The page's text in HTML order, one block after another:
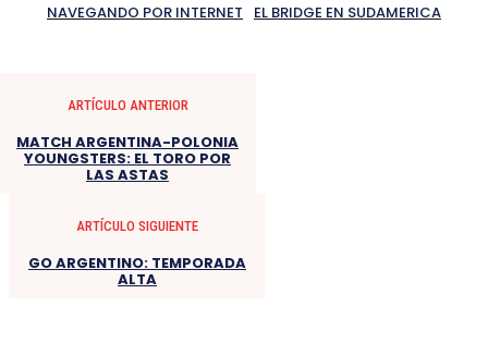
NAVEGANDO POR INTERNET
EL BRIDGE EN SUDAMERICA
ARTÍCULO ANTERIOR
MATCH ARGENTINA-POLONIA
YOUNGSTERS: EL TORO POR
LAS ASTAS
ARTÍCULO SIGUIENTE
GO ARGENTINO: TEMPORADA
ALTA